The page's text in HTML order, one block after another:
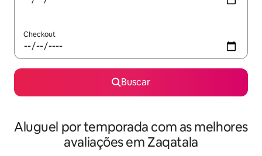
Checkout
Buscar
Aluguel por temporada com as melhores
avaliações em Zaqatala